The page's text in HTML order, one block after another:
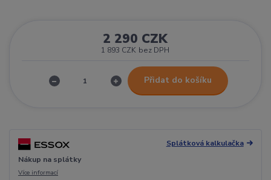
2 290 CZK
1 893 CZK bez DPH
Přidat do košíku
Splátková kalkulačka
Nákup na splátky
Více informací